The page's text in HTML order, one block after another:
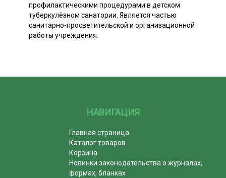
профилактическими процедурами в детском
туберкулёзном санатории. Является частью
санитарно-просветительской и организационной
работы учреждения.
НАВИГАЦИЯ
Главная страница
Каталог товаров
Корзина
Новинки законодательства о журналах,
формах, бланках